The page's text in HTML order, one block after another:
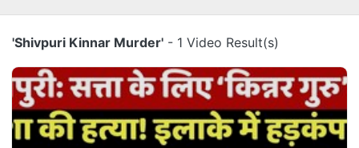
'Shivpuri Kinnar Murder' - 1 Video Result(s)